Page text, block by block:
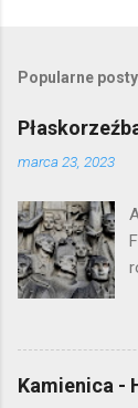
e
i
j
o
m
e
n
t
a
Popularne
marca 23, 2023
Kamienica -